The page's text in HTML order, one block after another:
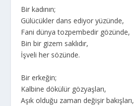
Bir kadının;
Gülücükler dans ediyor yüzünde,
Fani dünya tozpembedir gözünde,
Bin bir gizem saklıdır,
İşveli her sözünde.
Bir erkeğin;
Kalbine dökülür gözyaşları,
Aşık olduğu zaman değişir bakışları,